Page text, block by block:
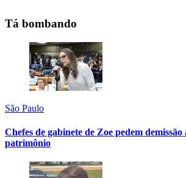
Tá bombando
São Paulo
Chefes de gabinete de Zoe pedem
patrimônio